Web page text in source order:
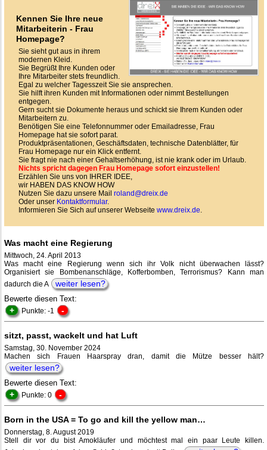
Kennen Sie Ihre neue
Mitarbeiterin - Frau
Homepage?
Sie sieht gut aus in ihrem
modernen Kleid.
Sie Begrüßt Ihre Kunden oder
Ihre Mitarbeiter stets freundlich.
Egal zu welcher Tagesszeit Sie sie ansprechen.
Sie hilft ihren Kunden mit Informationen oder nimmt Bestellungen
entgegen.
Gern sucht sie Dokumente heraus und schickt sie Ihrem Kunden oder
Mitarbeitern zu.
Benötigen Sie eine Telefonnummer oder Emailadresse, Frau
Homepage hat sie sofort parat.
Produktpräsentationen, Geschäftsdaten, technische Datenblätter, für
Frau Homepage nur ein Klick entfernt.
Sie fragt nie nach einer Gehaltserhöhung, ist nie krank oder im Urlaub.
Nichts spricht dagegen Frau Homepage sofort einzustellen!
Erzählen Sie uns von IHRER IDEE,
wir HABEN DAS KNOW HOW
Nutzen Sie dazu unsere Mail roland@dreix.de
Oder unser Kontaktformular.
Informieren Sie Sich auf unserer Webseite www.dreix.de.
Was macht eine Regierung
Mittwoch, 24. April 2013
Was macht eine Regierung wenn sich ihr Volk nicht überwachen lässt?
Organisiert sie Bombenanschläge, Kofferbomben, Terrorismus? Kann man
dadurch die A
weiter lesen?
Bewerte diesen Text:
+ Punkte: -1 -
sitzt, passt, wackelt und hat Luft
Samstag, 30. November 2024
Machen sich Frauen Haarspray dran, damit die Mütze besser hält?
weiter lesen?
Bewerte diesen Text:
+ Punkte: 0 -
Born in the USA = To go and kill the yellow man…
Donnerstag, 8. August 2019
Stell dir vor du bist Amokläufer und möchtest mal ein paar Leute killen.